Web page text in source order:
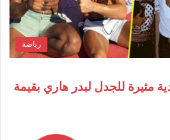
رياضة
مثيرة للجدل لبدر هاري بقيمة